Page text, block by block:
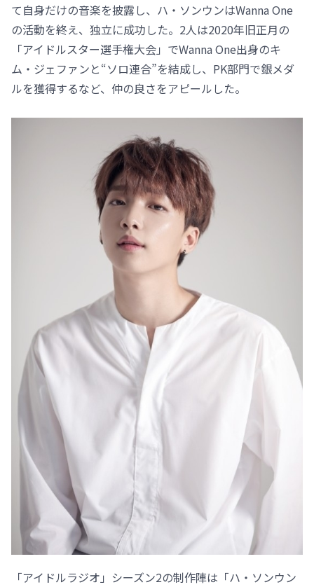
て自身だけの音楽を披露し、ハ・ソンウンはWanna One
の活動を終え、独立に成功した。2人は2020年旧正月の
「アイドルスター選手権大会」でWanna One出身のキ
ム・ジェファンと“ソロ連合”を結成し、PK部門で銀メダ
ルを獲得するなど、仲の良さをアピールした。
「アイドルラジオ」シーズン2の制作陣は「ハ・ソンウン